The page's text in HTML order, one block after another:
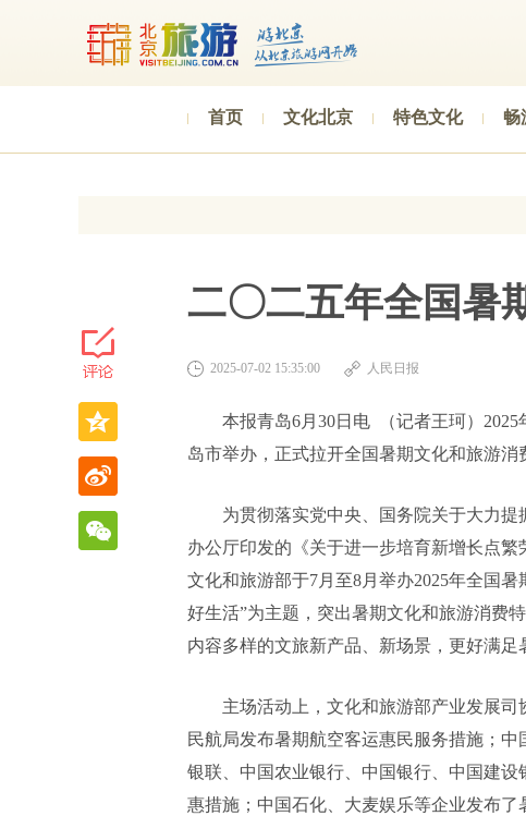
首页 文化北京 特色文化 畅
二〇二五年全国暑
2025-07-02 15:35:00 人民日报
本报青岛6月30日电 （记者王珂）
岛市举办，正式拉开全国暑期文化和旅游消
为贯彻落实党中央、国务院关于大力
办公厅印发的《关于进一步培育新增长点
文化和旅游部于7月至8月举办2025年全国
好生活”为主题，突出暑期文化和旅游消费
内容多样的文旅新产品、新场景，更好满足
主场活动上，文化和旅游部产业发展
民航局发布暑期航空客运惠民服务措施；
银联、中国农业银行、中国银行、中国建
惠措施；中国石化、大麦娱乐等企业发布